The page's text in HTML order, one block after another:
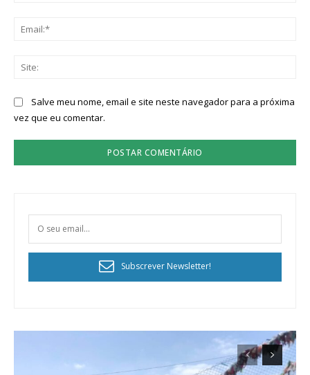
Salve meu nome, email e site neste navegador para a próxima
vez que eu comentar.
Subscrever Newsletter!